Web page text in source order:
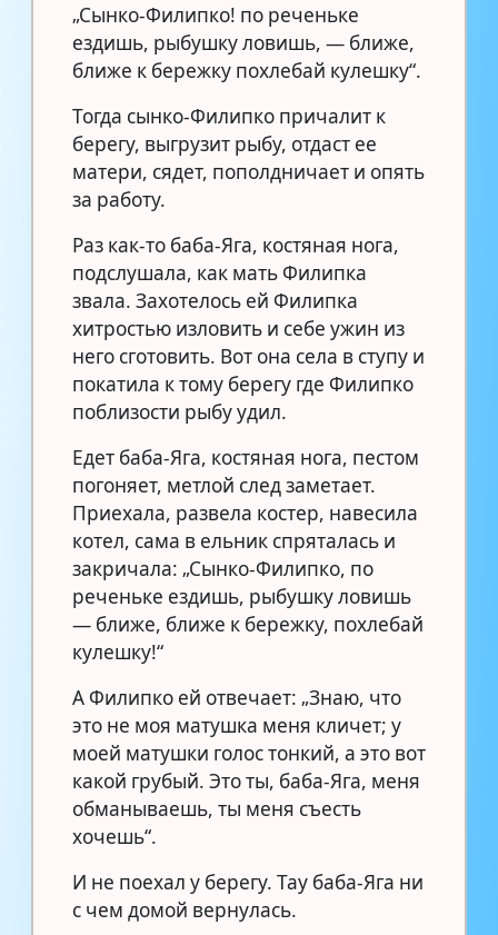
„Сынко-Филипко! по реченьке
ездишь, рыбушку ловишь, — ближе,
ближе к бережку похлебай кулешку“.
Тогда сынко-Филипко причалит к
берегу, выгрузит рыбу, отдаст ее
матери, сядет, пополдничает и опять
за работу.
Раз как-то баба-Яга, костяная нога,
подслушала, как мать Филипка
звала. Захотелось ей Филипка
хитростью изловить и себе ужин из
него сготовить. Вот она села в ступу и
покатила к тому берегу где Филипко
поблизости рыбу удил.
Едет баба-Яга, костяная нога, пестом
погоняет, метлой след заметает.
Приехала, развела костер, навесила
котел, сама в ельник спряталась и
закричала: „Сынко-Филипко, по
реченьке ездишь, рыбушку ловишь
— ближе, ближе к бережку, похлебай
кулешку!“
А Филипко ей отвечает: „Знаю, что
это не моя матушка меня кличет; у
моей матушки голос тонкий, а это вот
какой грубый. Это ты, баба-Яга, меня
обманываешь, ты меня съесть
хочешь“.
И не поехал у берегу. Тау баба-Яга ни
с чем домой вернулась.